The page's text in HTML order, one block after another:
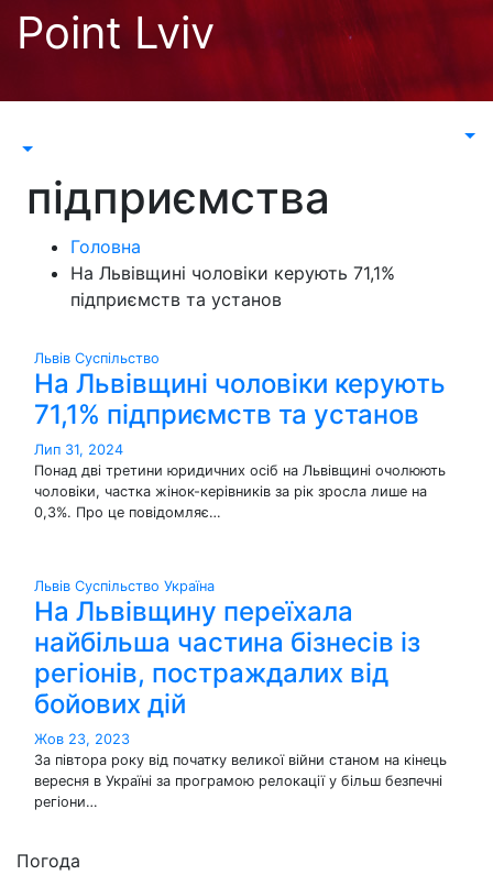
Перейти
Point Lviv
підприємства
Головна
На Львівщині чоловіки керують 71,1%
підприємств та установ
Львів Суспільство
На Львівщині чоловіки керують
71,1% підприємств та установ
Лип 31, 2024
Понад дві третини юридичних осіб на Львівщині очолюють
чоловіки, частка жінок-керівників за рік зросла лише на
0,3%. Про це повідомляє…
Львів Суспільство Україна
На Львівщину переїхала
найбільша частина бізнесів із
регіонів, постраждалих від
бойових дій
Жов 23, 2023
За півтора року від початку великої війни станом на кінець
вересня в Україні за програмою релокації у більш безпечні
регіони…
Погода